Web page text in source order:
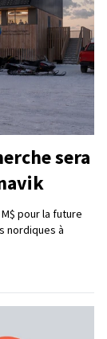
sera
pour la future
nordiques à